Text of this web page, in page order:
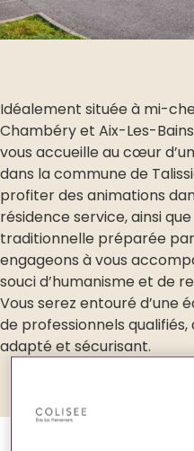
Idéalement située à mi-
Chambéry et Aix-Les-
vous accueille au cœur
dans la commune de
profiter des animations
résidence service, ainsi que
traditionnelle préparée
engageons à vous
souci d’humanisme et de
Vous serez entouré d’une
de professionnels
adapté et sécurisant.